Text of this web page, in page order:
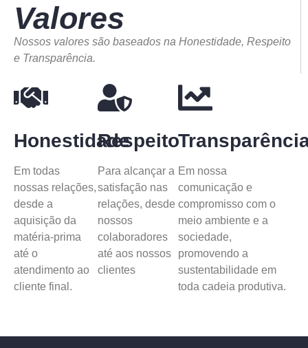
Valores
Nossos valores são baseados na Honestidade, Respeito
e Transparência.
Honestidade
Em todas
nossas relações,
desde a
aquisição da
matéria-prima
até o
atendimento ao
cliente final.
Respeito
Para alcançar a
satisfação nas
relações, desde
nossos
colaboradores
até aos nossos
clientes
Em nossa
comunicação e
compromisso com o
meio ambiente e a
sociedade,
promovendo a
sustentabilidade em
toda cadeia produtiva.